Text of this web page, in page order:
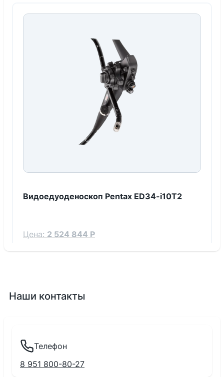
Видоедуоденоскоп Pentax ED34-i10T2
Цена: 2 524 844 Р
Наши контакты
Телефон
8 951 800-80-27